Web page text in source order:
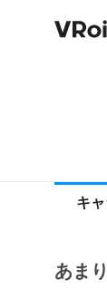
キ
あま